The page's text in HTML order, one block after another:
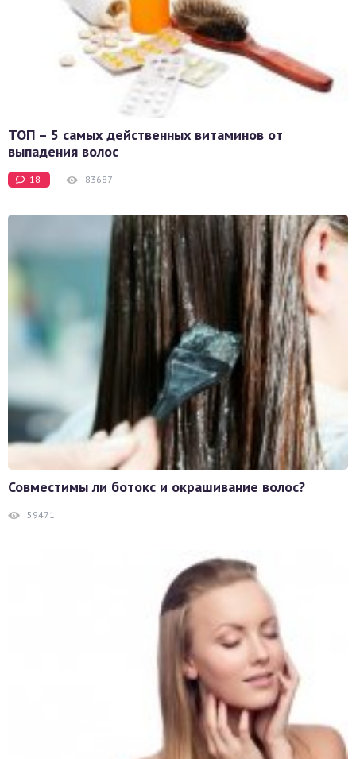
ТОП – 5 самых действенных витаминов от
выпадения волос
18 83687
Совместимы ли ботокс и окрашивание волос?
59471